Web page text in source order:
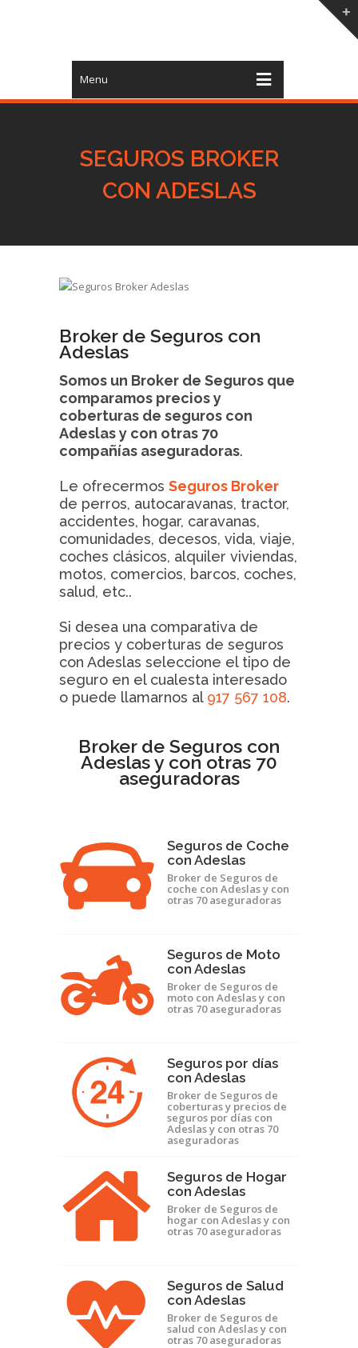
Menu
SEGUROS BROKER
CON ADESLAS
Broker de Seguros con
Adeslas
Somos un Broker de Seguros que
comparamos precios y
coberturas de seguros con
Adeslas y con otras 70
compañías aseguradoras.
Le ofrecermos Seguros Broker
de perros, autocaravanas, tractor,
accidentes, hogar, caravanas,
comunidades, decesos, vida, viaje,
coches clásicos, alquiler viviendas,
motos, comercios, barcos, coches,
salud, etc..
Si desea una comparativa de
precios y coberturas de seguros
con Adeslas seleccione el tipo de
seguro en el cualesta interesado
o puede llamarnos al 917 567 108.
Broker de Seguros con
Adeslas y con otras 70
aseguradoras
Seguros de Coche
con Adeslas
Broker de Seguros de
coche con Adeslas y con
otras 70 aseguradoras
Seguros de Moto
con Adeslas
Broker de Seguros de
moto con Adeslas y con
otras 70 aseguradoras
Seguros por días
con Adeslas
Broker de Seguros de
coberturas y precios de
seguros por días con
Adeslas y con otras 70
aseguradoras
Seguros de Hogar
con Adeslas
Broker de Seguros de
hogar con Adeslas y con
otras 70 aseguradoras
Seguros de Salud
con Adeslas
Broker de Seguros de
salud con Adeslas y con
otras 70 aseguradoras